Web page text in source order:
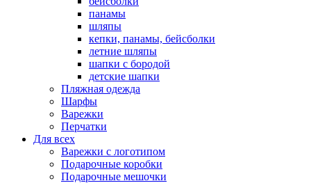
панамы
шляпы
кепки, панамы, бейсболки
летние шляпы
шапки с бородой
детские шапки
Пляжная одежда
Шарфы
Варежки
Перчатки
Для всех
Варежки с логотипом
Подарочные коробки
Подарочные мешочки